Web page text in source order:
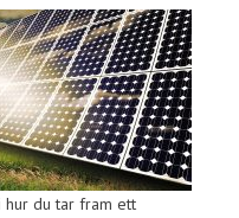
hur du tar fram ett